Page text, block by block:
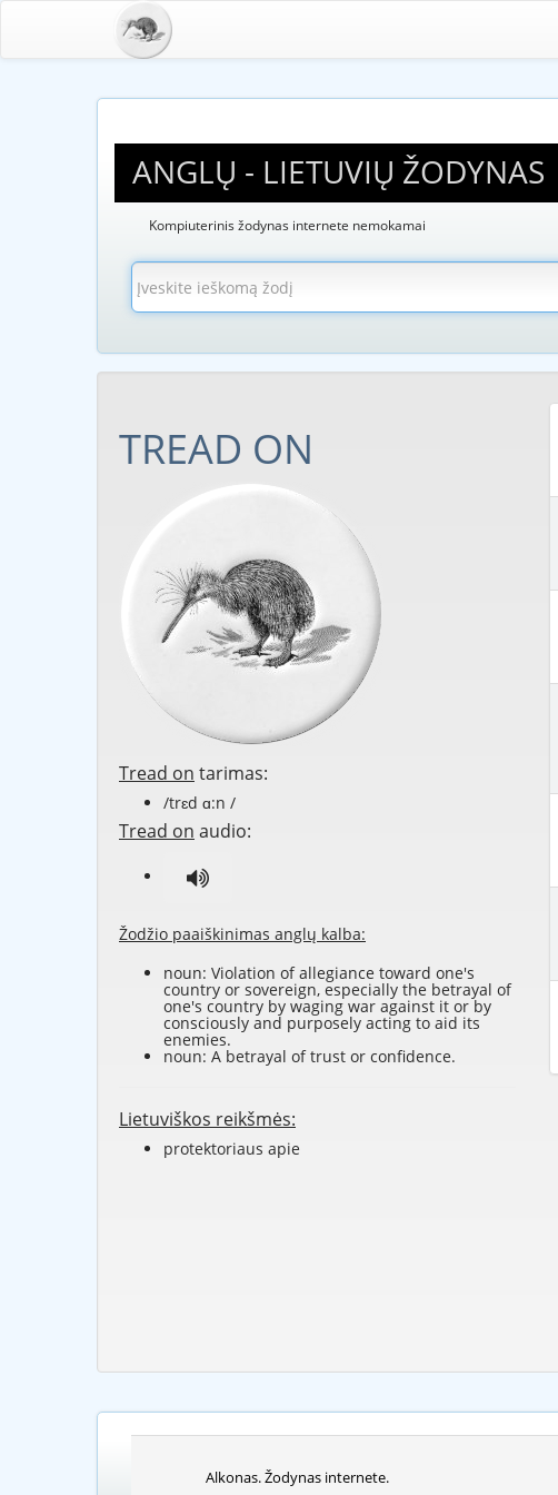
ANGLŲ - LIETUVIŲ ŽODYNAS
Kompiuterinis žodynas internete nemokamai
TREAD ON
Tread on tarimas:
/trɛd ɑ:n /
Tread on audio:
Žodžio paaiškinimas anglų kalba:
noun: Violation of allegiance toward one's
country or sovereign, especially the betrayal of
one's country by waging war against it or by
consciously and purposely acting to aid its
enemies.
noun: A betrayal of trust or confidence.
Lietuviškos reikšmės:
protektoriaus apie
Alkonas. Žodynas internete.